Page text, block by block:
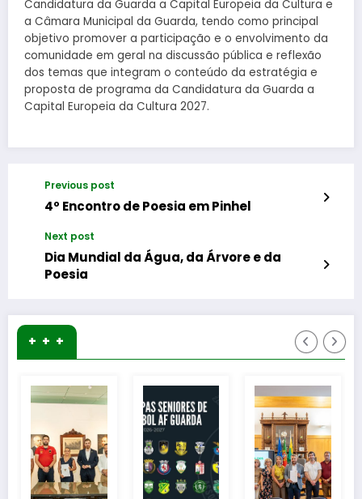
Candidatura da Guarda a Capital Europeia da Cultura e
a Câmara Municipal da Guarda, tendo como principal
objetivo promover a participação e o envolvimento da
comunidade em geral na discussão pública e reflexão
dos temas que integram o conteúdo da estratégia e
proposta de programa da Candidatura da Guarda a
Capital Europeia da Cultura 2027.
Previous post
4º Encontro de Poesia em Pinhel
Next post
Dia Mundial da Água, da Árvore e da
Poesia
+ + +